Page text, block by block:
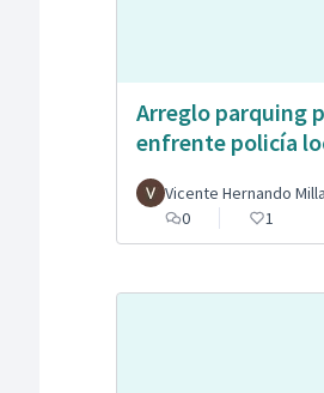
Arreglo parquing
enfrente policía
Vicente Hernando
0
1